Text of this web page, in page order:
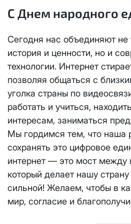
С Днем народного
Сегодня нас объединяют не
история и ценности, но и
технологии. Интернет
позволяя общаться с
уголка страны по
работать и учиться,
интересам, заниматься
Мы гордимся тем, что наша
сохранять это цифровое
интернет — это мост
который делает нашу
сильной! Желаем, чтобы в
мир, согласие и
Телевидение
согласие на обработку
соответствии сПолитикой в
персональных данных
НП20
КС 500
НП30
НП50
НП100
Стандарт
Адрес подключения*
Отправить
Я даюсогласие на обработку
соответствии сПолитикой в
персональных данных
Email*
Отправить
Я даю согласие на обработку
соответствии сПолитикой в
персональных данных
Выделение публичного IP
осуществляется бесплатно,
последующее выделение
лицевого счета
рублей.